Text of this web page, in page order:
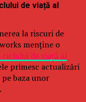
de viață al
la riscuri de
menține o
ciclului de viață al
primesc actualizări
baza unor